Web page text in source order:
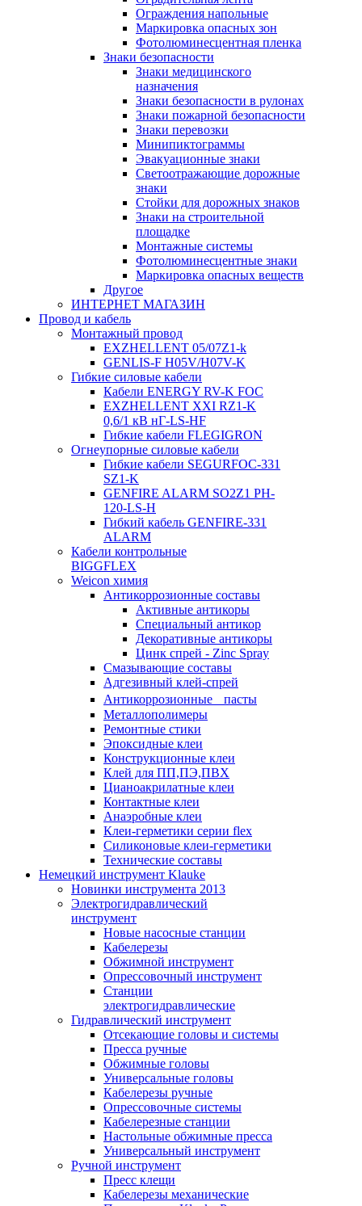
Ограждения напольные
Маркировка опасных зон
Фотолюминесцентная пленка
Знаки безопасности
Знаки медицинского
назначения
Знаки безопасности в рулонах
Знаки пожарной безопасности
Знаки перевозки
Минипиктограммы
Эвакуационные знаки
Светоотражающие дорожные
знаки
Стойки для дорожных знаков
Знаки на строительной
площадке
Монтажные системы
Фотолюминесцентные знаки
Маркировка опасных веществ
Другое
ИНТЕРНЕТ МАГАЗИН
Провод и кабель
Монтажный провод
EXZHELLENT 05/07Z1-k
GENLIS-F Н05V/H07V-K
Гибкие силовые кабели
Кабели ENERGY RV-K FOC
EXZHELLENT XXI RZ1-K
0,6/1 кВ нГ-LS-HF
Гибкие кабели FLEGIGRON
Огнеупорные силовые кабели
Гибкие кабели SEGURFOC-331
SZ1-K
GENFIRE ALARM SO2Z1 PH-
120-LS-H
Гибкий кабель GENFIRE-331
ALARM
Кабели контрольные
BIGGFLEX
Weicon химия
Антикоррозионные составы
Активные антикоры
Специальный антикор
Декоративные антикоры
Цинк спрей - Zinc Spray
Смазывающие составы
Адгезивный клей-спрей
Антикоррозионные пасты
Металлополимеры
Ремонтные стики
Эпоксидные клеи
Конструкционные клеи
Клей для ПП,ПЭ,ПВХ
Цианоакрилатные клеи
Контактные клеи
Анаэробные клеи
Клеи-герметики серии flex
Силиконовые клеи-герметики
Технические составы
Немецкий инструмент Klauke
Новинки инструмента 2013
Электрогидравлический
инструмент
Новые насосные станции
Кабелерезы
Обжимной инструмент
Опрессовочный инструмент
Станции
электрогидравлические
Гидравлический инструмент
Отсекающие головы и системы
Пресса ручные
Обжимные головы
Универсальные головы
Кабелерезы ручные
Опрессовочные системы
Кабелерезные станции
Настольные обжимные пресса
Универсальный инструмент
Ручной инструмент
Пресс клещи
Кабелерезы механические